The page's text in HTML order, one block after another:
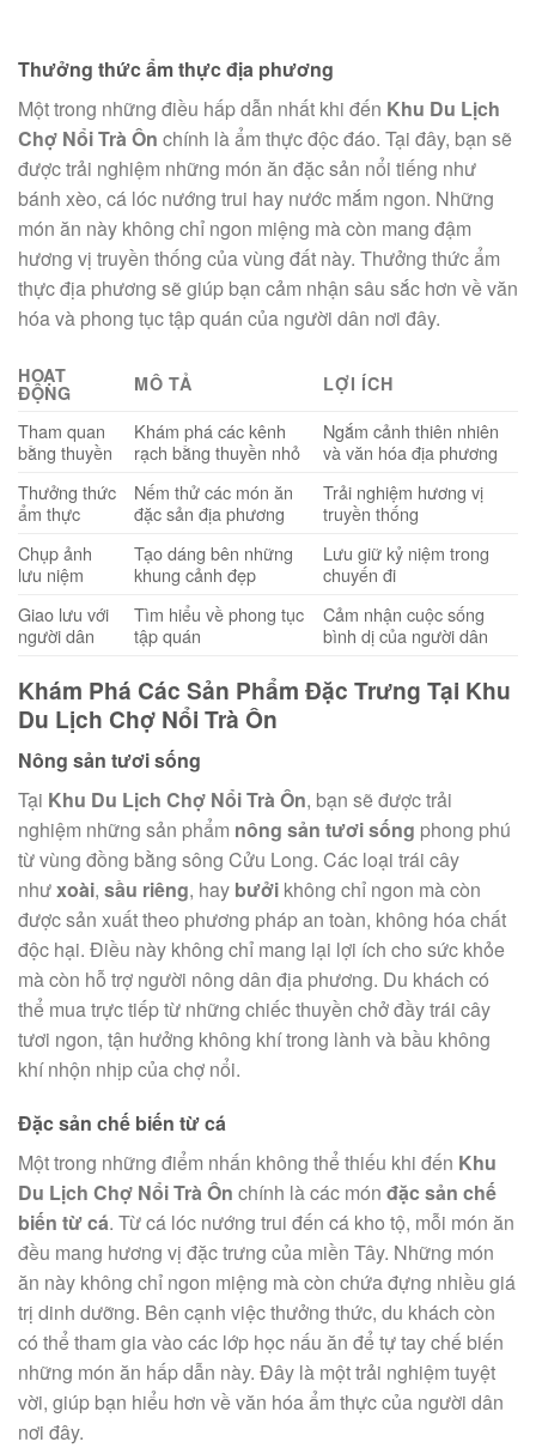
Thưởng thức ẩm thực địa phương
Một trong những điều hấp dẫn nhất khi đến Khu Du Lịch
Chợ Nổi Trà Ôn chính là ẩm thực độc đáo. Tại đây, bạn sẽ
được trải nghiệm những món ăn đặc sản nổi tiếng như
bánh xèo, cá lóc nướng trui hay nước mắm ngon. Những
món ăn này không chỉ ngon miệng mà còn mang đậm
hương vị truyền thống của vùng đất này. Thưởng thức ẩm
thực địa phương sẽ giúp bạn cảm nhận sâu sắc hơn về văn
hóa và phong tục tập quán của người dân nơi đây.
HOẠT
ĐỘNG MÔ TẢ LỢI ÍCH
Tham quan
bằng thuyền
Khám phá các kênh
rạch bằng thuyền nhỏ
Ngắm cảnh thiên nhiên
và văn hóa địa phương
Thưởng thức
ẩm thực
Nếm thử các món ăn
đặc sản địa phương
Trải nghiệm hương vị
truyền thống
Chụp ảnh
lưu niệm
Tạo dáng bên những
khung cảnh đẹp
Lưu giữ kỷ niệm trong
chuyến đi
Giao lưu với
người dân
Tìm hiểu về phong tục
tập quán
Cảm nhận cuộc sống
bình dị của người dân
Khám Phá Các Sản Phẩm Đặc Trưng Tại Khu
Du Lịch Chợ Nổi Trà Ôn
Nông sản tươi sống
Tại Khu Du Lịch Chợ Nổi Trà Ôn, bạn sẽ được trải
nghiệm những sản phẩm nông sản tươi sống phong phú
từ vùng đồng bằng sông Cửu Long. Các loại trái cây
nhưxoài, sầu riêng, hay bưởi không chỉ ngon mà còn
được sản xuất theo phương pháp an toàn, không hóa chất
độc hại. Điều này không chỉ mang lại lợi ích cho sức khỏe
mà còn hỗ trợ người nông dân địa phương. Du khách có
thể mua trực tiếp từ những chiếc thuyền chở đầy trái cây
tươi ngon, tận hưởng không khí trong lành và bầu không
khí nhộn nhịp của chợ nổi.
Đặc sản chế biến từ cá
Một trong những điểm nhấn không thể thiếu khi đến Khu
Du Lịch Chợ Nổi Trà Ôn chính là các món đặc sản chế
biến từ cá. Từ cá lóc nướng trui đến cá kho tộ, mỗi món ăn
đều mang hương vị đặc trưng của miền Tây. Những món
ăn này không chỉ ngon miệng mà còn chứa đựng nhiều giá
trị dinh dưỡng. Bên cạnh việc thưởng thức, du khách còn
có thể tham gia vào các lớp học nấu ăn để tự tay chế biến
những món ăn hấp dẫn này. Đây là một trải nghiệm tuyệt
vời, giúp bạn hiểu hơn về văn hóa ẩm thực của người dân
nơi đây.